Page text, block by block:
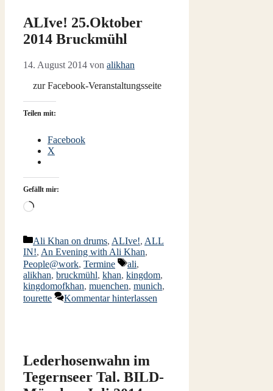
ALIve! 25.Oktober
2014 Bruckmühl
14. August 2014 von alikhan
zur Facebook-Veranstaltungsseite
Teilen mit:
Facebook
X
Gefällt mir:
Wird
Kategorien
Ali Khan on drums, ALIve!, ALL
IN!, An Evening with Ali Khan,
People@work, Termine Schlagwörter
ali,
alikhan, bruckmühl, khan, kingdom,
kingdomofkhan, muenchen, munich,
tourette
Kommentar hinterlassen
Lederhosenwahn im
Tegernseer Tal. BILD-